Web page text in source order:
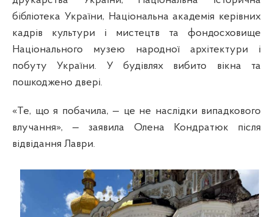
бібліотека України, Національна академія керівних
кадрів культури і мистецтв та фондосховище
Національного музею народної архітектури і
побуту України. У будівлях вибито вікна та
пошкоджено двері.
«Те, що я побачила, — це не наслідки випадкового
влучання»,
—
заявила Олена Кондратюк після
відвідання Лаври.